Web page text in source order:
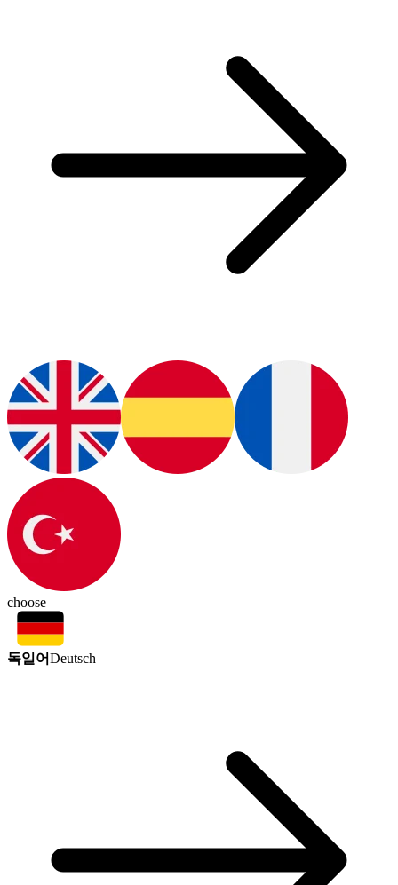
choose
독일어Deutsch